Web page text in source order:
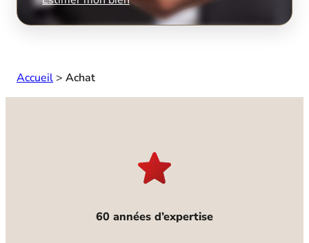
Accueil > Achat
60 années d’expertise